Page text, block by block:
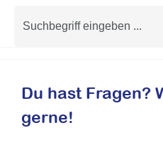
Du hast Fragen?
gerne!